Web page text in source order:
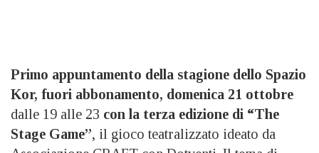
Primo appuntamento della stagione dello Spazio
Kor, fuori abbonamento, domenica 21 ottobre
dalle 19 alle 23 con la terza edizione di “The
Stage Game”, il gioco teatralizzato ideato da